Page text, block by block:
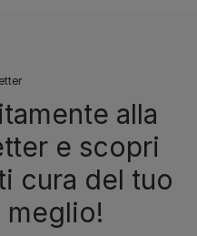
alla
e scopri
cura del tuo
meglio!